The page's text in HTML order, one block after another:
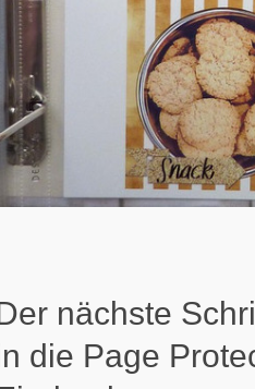
nächste
die Page